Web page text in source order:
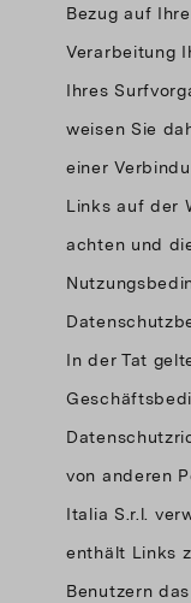
Bezug auf
Verarbeitung
Ihres
weisen Sie
einer
Links auf der
achten und
In der Tat
von anderen
Italia S.r.l.
enthält Links
Benutzern